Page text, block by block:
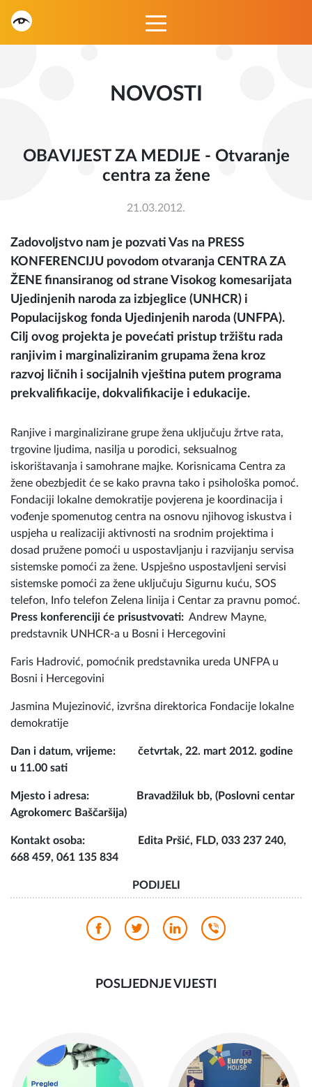
NOVOSTI
OBAVIJEST ZA MEDIJE - Otvaranje
centra za žene
21.03.2012.
Zadovoljstvo nam je pozvati Vas na PRESS
KONFERENCIJU povodom otvaranja CENTRA ZA
ŽENE finansiranog od strane Visokog komesarijata
Ujedinjenih naroda za izbjeglice (UNHCR) i
Populacijskog fonda Ujedinjenih naroda (UNFPA).
Cilj ovog projekta je povećati pristup tržištu rada
ranjivim i marginaliziranim grupama žena kroz
razvoj ličnih i socijalnih vještina putem programa
prekvalifikacije, dokvalifikacije i edukacije.
Ranjive i marginalizirane grupe žena uključuju žrtve rata,
trgovine ljudima, nasilja u porodici, seksualnog
iskorištavanja i samohrane majke. Korisnicama Centra za
žene obezbjedit će se kako pravna tako i psihološka pomoć.
Fondaciji lokalne demokratije povjerena je koordinacija i
vođenje spomenutog centra na osnovu njihovog iskustva i
uspjeha u realizaciji aktivnosti na srodnim projektima i
dosad pružene pomoći u uspostavljanju i razvijanju servisa
sistemske pomoći za žene. Uspješno uspostavljeni servisi
sistemske pomoći za žene uključuju Sigurnu kuću, SOS
telefon, Info telefon Zelena linija i Centar za pravnu pomoć.
Press konferenciji će prisustvovati: Andrew Mayne,
predstavnik UNHCR-a u Bosni i Hercegovini
Faris Hadrović, pomoćnik predstavnika ureda UNFPA u
Bosni i Hercegovini
Jasmina Mujezinović, izvršna direktorica Fondacije lokalne
demokratije
Dan i datum, vrijeme: četvrtak, 22. mart 2012. godine
u 11.00 sati
Mjesto i adresa: Bravadžiluk bb, (Poslovni centar
Agrokomerc Baščaršija)
Kontakt osoba: Edita Pršić, FLD, 033 237 240,
668 459, 061 135 834
PODIJELI
POSLJEDNJE VIJESTI